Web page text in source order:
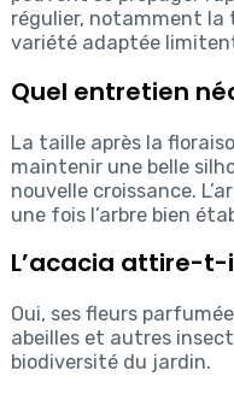
régulier, notamment la
variété adaptée
Quel entretien
La taille après la
maintenir une belle
nouvelle croissance.
une fois l’arbre bien
L’acacia attire-t-
Oui, ses fleurs
abeilles et autres
biodiversité du jardin.